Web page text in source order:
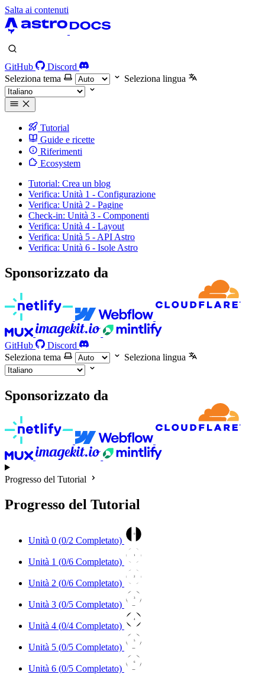
Salta ai contenuti
GitHub
Discord
Seleziona tema
Seleziona lingua
Tutorial
Guide e ricette
Riferimenti
Ecosystem
Tutorial: Crea un blog
Verifica: Unità 1 - Configurazione
Verifica: Unità 2 - Pagine
Check-in: Unità 3 - Componenti
Verifica: Unità 4 - Layout
Verifica: Unità 5 - API Astro
Verifica: Unità 6 - Isole Astro
Sponsorizzato da
GitHub
Discord
Seleziona tema
Seleziona lingua
Sponsorizzato da
Progresso del Tutorial
Progresso del Tutorial
Unità 0 (0/2 Completato)
0
Unità 1 (0/6 Completato)
1
Unità 2 (0/6 Completato)
2
Unità 3 (0/5 Completato)
3
Unità 4 (0/4 Completato)
4
Unità 5 (0/5 Completato)
5
Unità 6 (0/5 Completato)
6